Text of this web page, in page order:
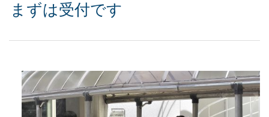
まずは受付です